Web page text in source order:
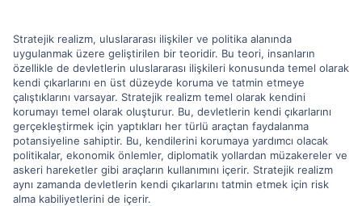
Stratejik realizm, uluslararası ilişkiler ve politika alanında
uygulanmak üzere geliştirilen bir teoridir. Bu teori, insanların
özellikle de devletlerin uluslararası ilişkileri konusunda temel olarak
kendi çıkarlarını en üst düzeyde koruma ve tatmin etmeye
çalıştıklarını varsayar. Stratejik realizm temel olarak kendini
korumayı temel olarak oluşturur. Bu, devletlerin kendi çıkarlarını
gerçekleştirmek için yaptıkları her türlü araçtan faydalanma
potansiyeline sahiptir. Bu, kendilerini korumaya yardımcı olacak
politikalar, ekonomik önlemler, diplomatik yollardan müzakereler ve
askeri hareketler gibi araçların kullanımını içerir. Stratejik realizm
aynı zamanda devletlerin kendi çıkarlarını tatmin etmek için risk
alma kabiliyetlerini de içerir.